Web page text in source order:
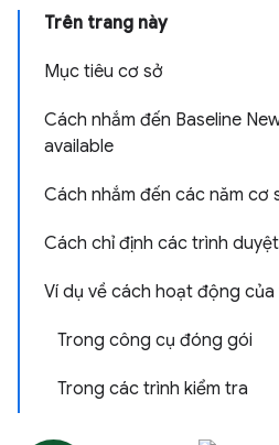
Trên trang này
Mục tiêu cơ sở
Cách nhắm đến Baseline
available
Cách nhắm đến các năm cơ
Cách chỉ định các trình
Ví dụ về cách hoạt động
Trong công cụ đóng gói
Trong các trình kiểm tra